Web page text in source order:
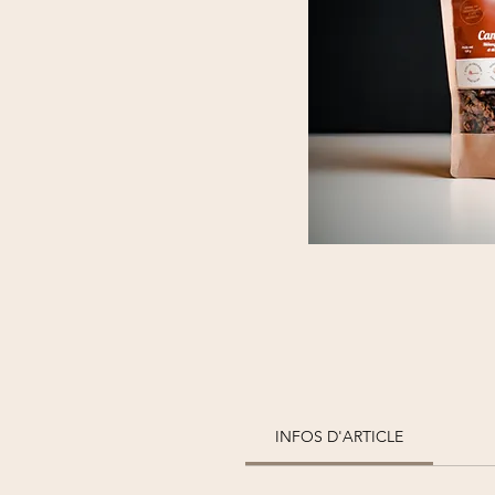
INFOS D'ARTICLE